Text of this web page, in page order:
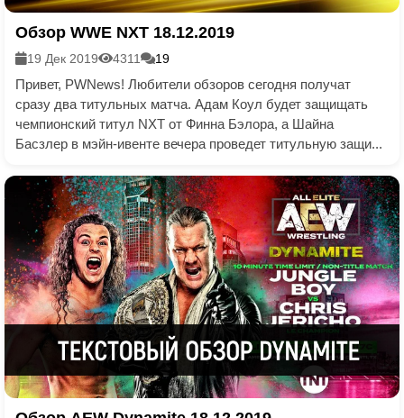
Обзор WWE NXT 18.12.2019
19 Дек 2019 4311 19
Привет, PWNews! Любители обзоров сегодня получат
сразу два титульных матча. Адам Коул будет защищать
чемпионский титул NXT от Финна Бэлора, а Шайна
Басзлер в мэйн-ивенте вечера проведет титульную защи...